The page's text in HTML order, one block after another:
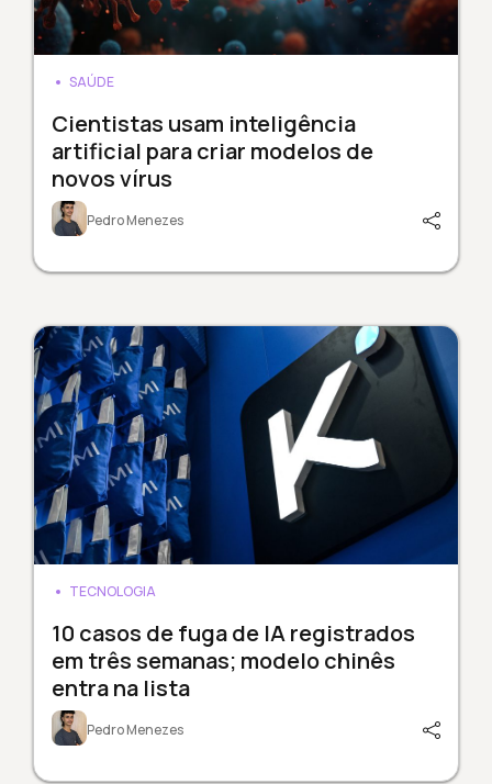
SAÚDE
Cientistas usam inteligência
artificial para criar modelos de
novos vírus
Pedro Menezes
TECNOLOGIA
10 casos de fuga de IA registrados
em três semanas; modelo chinês
entra na lista
Pedro Menezes